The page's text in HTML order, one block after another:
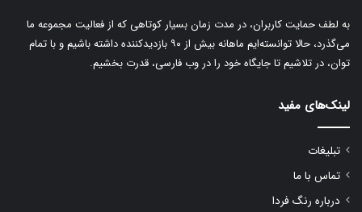
e
:
به لطف حمایت کاربران، در مدت زمان بسیار کوتاهی که از فعالیت مجموعه ما
می‌گذرد، حالا توانسته‌ایم ماهانه بیش از ۹۰ بازدیدکننده داشته باشیم و با تمام
توان، در تلاشیم تا جایگاه خود را در وب فارسی، قدرت بخشیم.
لینک‌های مفید
تبلیغات
تماس با ما
درباره رنگ فردا